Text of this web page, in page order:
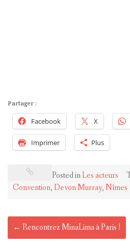
Partager :
Facebook X
Imprimer Plus
Posted inLes acteurs
Convention,Devon Murray,Nîmes
Post
navigation
← Rencontrez MinaLima à Paris !